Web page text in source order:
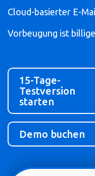
Cloud-basierter E-
Vorbeugung ist
15-Tage-
Testversion
starten
Demo buchen